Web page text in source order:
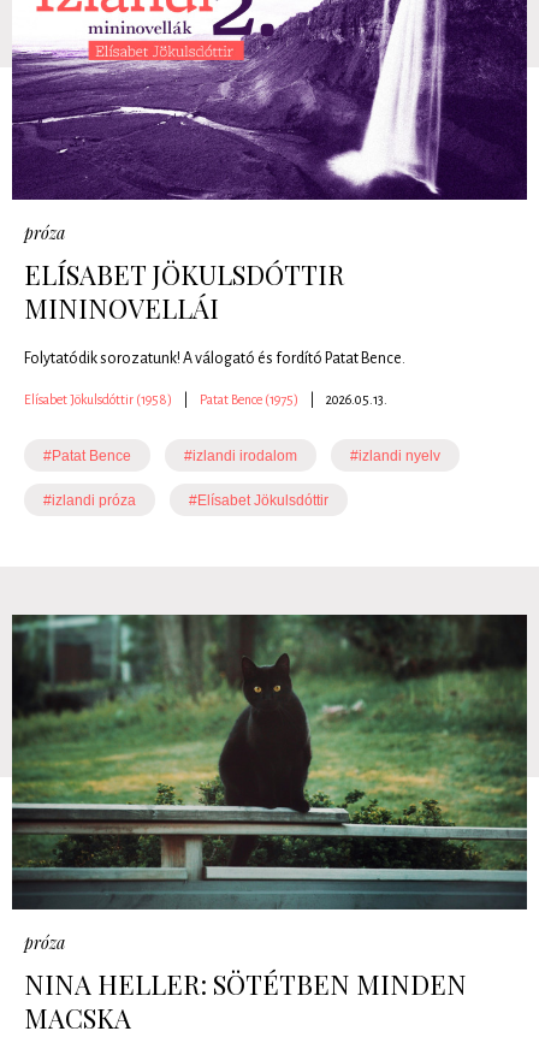
próza
ELÍSABET JÖKULSDÓTTIR
MININOVELLÁI
Folytatódik sorozatunk! A válogató és fordító Patat Bence.
Elísabet Jökulsdóttir (1958) Patat Bence (1975) 2026.05.13.
#Patat Bence #izlandi irodalom #izlandi nyelv
#izlandi próza #Elísabet Jökulsdóttir
próza
NINA HELLER: SÖTÉTBEN MINDEN
MACSKA